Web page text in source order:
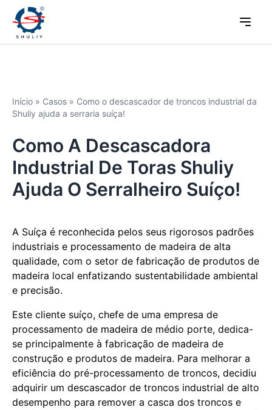
Início » Casos » Como o descascador de troncos industrial da
Shuliy ajuda a serraria suíça!
Como A Descascadora
Industrial De Toras Shuliy
Ajuda O Serralheiro Suíço!
A Suíça é reconhecida pelos seus rigorosos padrões
industriais e processamento de madeira de alta
qualidade, com o setor de fabricação de produtos de
madeira local enfatizando sustentabilidade ambiental
e precisão.
Este cliente suíço, chefe de uma empresa de
processamento de madeira de médio porte, dedica-
se principalmente à fabricação de madeira de
construção e produtos de madeira. Para melhorar a
eficiência do pré-processamento de troncos, decidiu
adquirir um descascador de troncos industrial de alto
desempenho para remover a casca dos troncos e